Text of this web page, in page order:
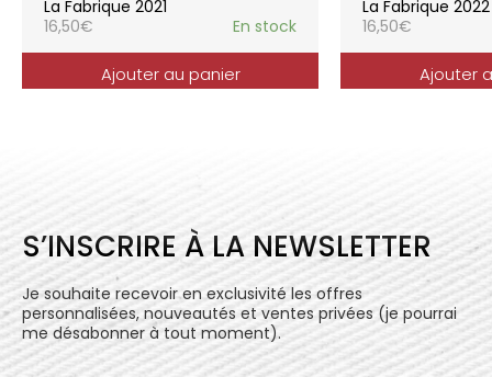
La Fabrique 2021
16,50€ En stock
Ajouter au panier
La Fabrique 2022
16,50€
Ajouter
S’INSCRIRE À LA NEWSLETTER
Je souhaite recevoir en exclusivité les offres
personnalisées, nouveautés et ventes privées (je pourrai
me désabonner à tout moment).